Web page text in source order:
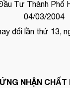
Tư Thành Phố
04/03/2004
đổi lần thứ 13,
NHẬN